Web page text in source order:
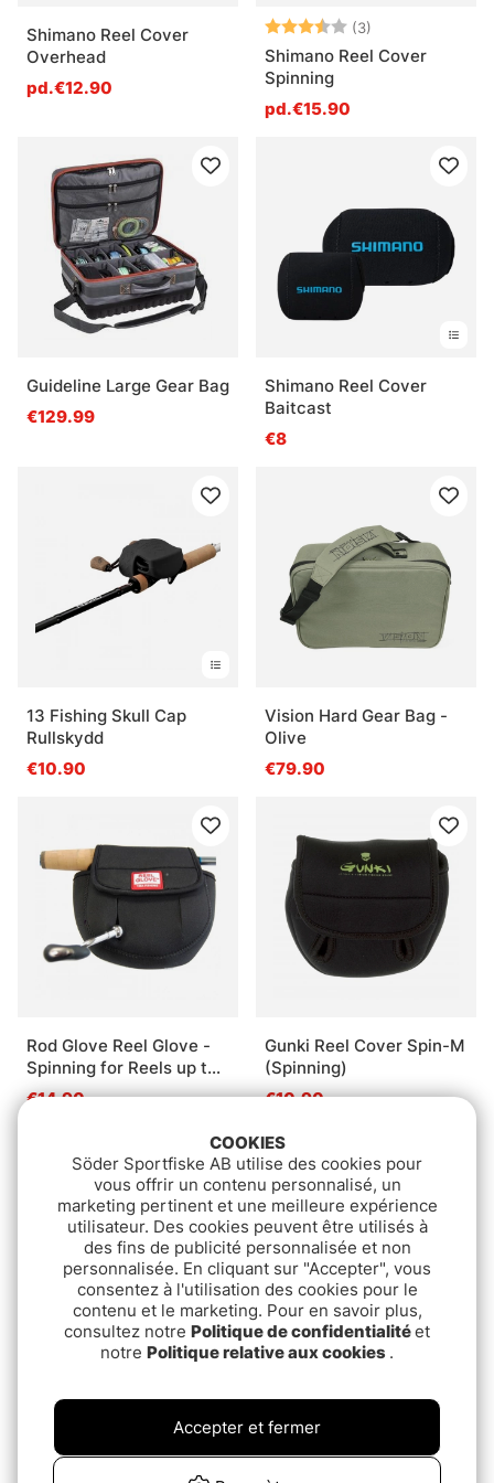
Shimano Reel Cover
Overhead
pd.€12.90
Note: (3)
Shimano Reel Cover
Spinning
pd.€15.90
Guideline Large Gear Bag
€129.99
Shimano Reel Cover
Baitcast
€8
13 Fishing Skull Cap
Rullskydd
€10.90
Vision Hard Gear Bag -
Olive
€79.90
Rod Glove Reel Glove -
Spinning for Reels up to
3000
€14.90
Gunki Reel Cover Spin-M
(Spinning)
€10.90
Medium
8x7x4cm (multi)
€6.20
COOKIES
Söder Sportfiske AB utilise des cookies pour
vous offrir un contenu personnalisé, un
marketing pertinent et une meilleure expérience
utilisateur. Des cookies peuvent être utilisés à
des fins de publicité personnalisée et non
personnalisée. En cliquant sur "Accepter", vous
consentez à l'utilisation des cookies pour le
contenu et le marketing. Pour en savoir plus,
consultez notre Politique de confidentialitéet
notre Politique relative aux cookies .
Accepter et fermer